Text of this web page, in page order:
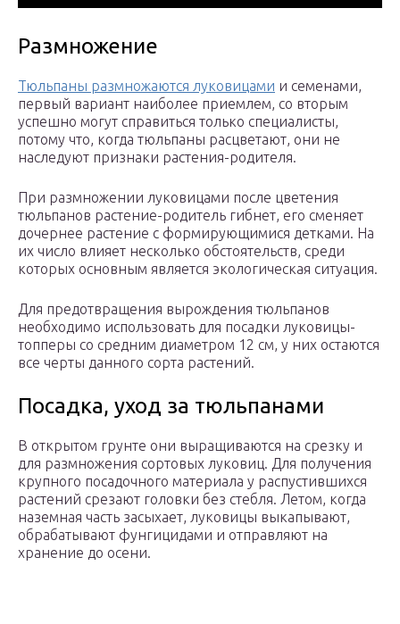
Размножение
Тюльпаны размножаются луковицами и семенами,
первый вариант наиболее приемлем, со вторым
успешно могут справиться только специалисты,
потому что, когда тюльпаны расцветают, они не
наследуют признаки растения-родителя.
При размножении луковицами после цветения
тюльпанов растение-родитель гибнет, его сменяет
дочернее растение с формирующимися детками. На
их число влияет несколько обстоятельств, среди
которых основным является экологическая ситуация.
Для предотвращения вырождения тюльпанов
необходимо использовать для посадки луковицы-
топперы со средним диаметром 12 см, у них остаются
все черты данного сорта растений.
Посадка, уход за тюльпанами
В открытом грунте они выращиваются на срезку и
для размножения сортовых луковиц. Для получения
крупного посадочного материала у распустившихся
растений срезают головки без стебля. Летом, когда
наземная часть засыхает, луковицы выкапывают,
обрабатывают фунгицидами и отправляют на
хранение до осени.